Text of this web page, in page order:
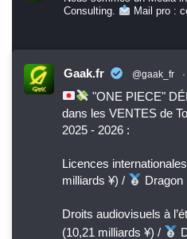
Consulting.
Mail pro :
Gaak.fr @gaak_fr ·
"ONE PIECE"
dans les VENTES de
2025 - 2026 :
Licences
milliards ¥) /
Dragon
Droits audiovisuels à
(10,21 milliards ¥) /